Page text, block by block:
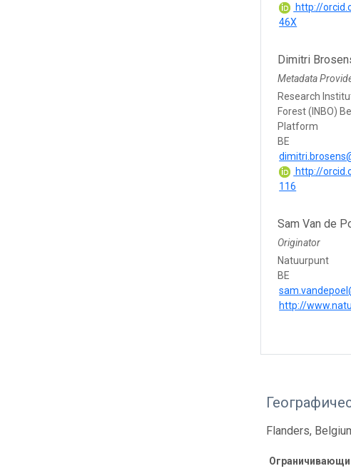
http://
46X
Dimitri
Metadata
Research
Forest (INBO)
Platform
BE
http://
116
Sam Van de
Originator
Natuurpunt
BE
http://
Flanders,